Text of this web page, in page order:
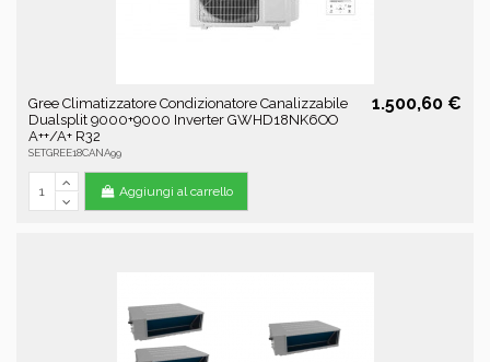
Gree Climatizzatore Condizionatore Canalizzabile
Dualsplit 9000+9000 Inverter GWHD18NK6OO
A++/A+ R32
SETGREE18CANA99
1.500,60 €
Aggiungi al carrello